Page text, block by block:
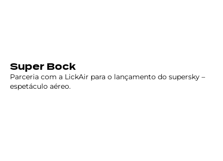
Super Bock
Parceria com a LickAir para o lançamento do supersky –
espetáculo aéreo.